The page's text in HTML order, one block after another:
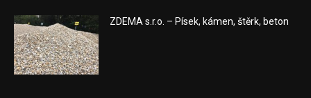
ZDEMA s.r.o. – Písek, kámen, štěrk, beton